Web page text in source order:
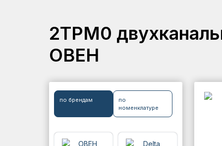
2ТРМ0
ОВЕН
по брендам
по
номенклатуре